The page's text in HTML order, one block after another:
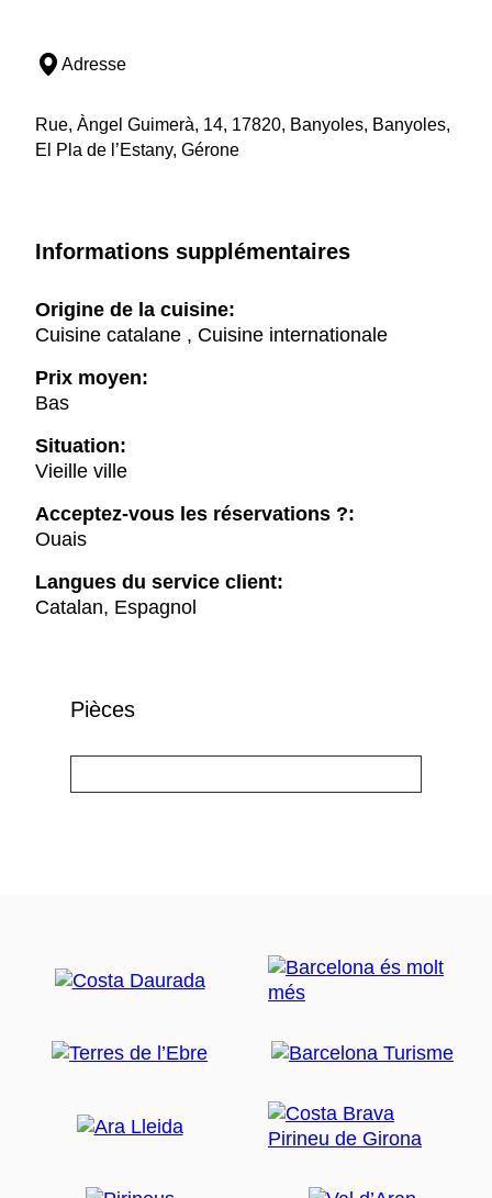
Adresse
Rue, Àngel Guimerà, 14, 17820, Banyoles, Banyoles,
El Pla de l’Estany, Gérone
Informations supplémentaires
Origine de la cuisine:
Cuisine catalane , Cuisine internationale
Prix moyen:
Bas
Situation:
Vieille ville
Acceptez-vous les réservations ?:
Ouais
Langues du service client:
Catalan, Espagnol
Pièces